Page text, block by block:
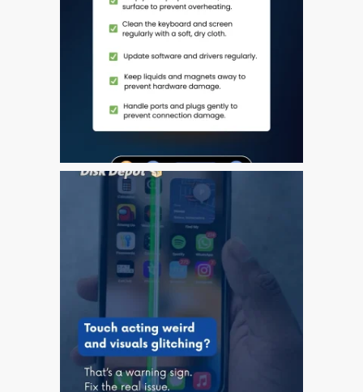
Testimonial cliente
Repair con su Apple?
Fair-Priced Diagnostic
Charges
fr (Français)
Affiche publicitaire –
Réparation d’Apple Mac ici
à Dundee
Chargeurs pour Apple
MacBook à Dundee –
Alimentations
Contactez-nous
Irréductibles fans d’Apple
pour toujours!
Les réparations pour